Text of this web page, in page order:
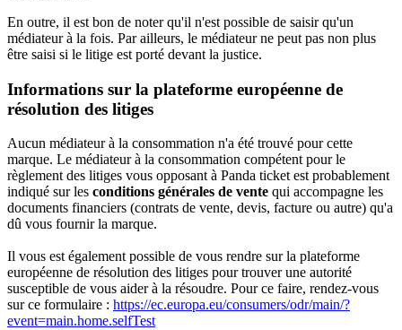
En outre, il est bon de noter qu'il n'est possible de saisir qu'un
médiateur à la fois. Par ailleurs, le médiateur ne peut pas non plus
être saisi si le litige est porté devant la justice.
Informations sur la plateforme européenne de
résolution des litiges
Aucun médiateur à la consommation n'a été trouvé pour cette
marque. Le médiateur à la consommation compétent pour le
règlement des litiges vous opposant à Panda ticket est probablement
indiqué sur les conditions générales de vente qui accompagne les
documents financiers (contrats de vente, devis, facture ou autre) qu'a
dû vous fournir la marque.
Il vous est également possible de vous rendre sur la plateforme
européenne de résolution des litiges pour trouver une autorité
susceptible de vous aider à la résoudre. Pour ce faire, rendez-vous
sur ce formulaire : https://ec.europa.eu/consumers/odr/main/?
event=main.home.selfTest